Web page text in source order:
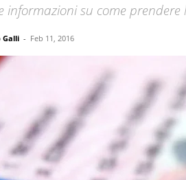
informazioni su come
Galli - Feb 11, 2016